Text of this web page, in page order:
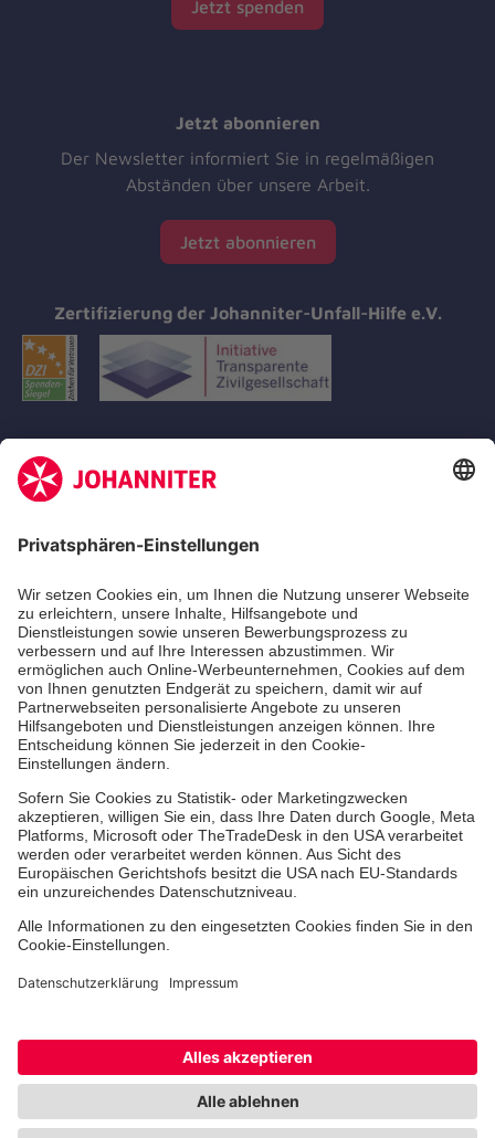
Jetzt spenden
Jetzt abonnieren
Der Newsletter informiert Sie in regelmäßigen
Abständen über unsere Arbeit.
Jetzt abonnieren
Zertifizierung der Johanniter-Unfall-Hilfe e.V.
Erste-Hilfe-Kurse
Jobs
Ehrenamt
Freiwilligendienst
Johanniter-Jugend
Spendenprojekte
Kindertagesstätten
Einrichtungen
Cookie-Einstellungen Datenschutz Barrierefreiheit
Impressum Kontakt Widerruf